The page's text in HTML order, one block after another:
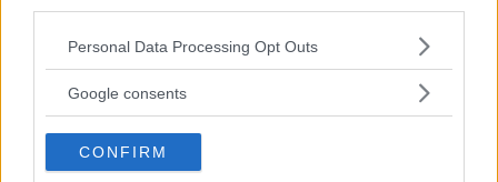
Please note that this website/app uses one or more Google
not limited to your visit or usage behaviour. You may click to
use your data for below specified purposes in below Google
consent section.
Personal Data Processing Opt Outs
Google consents
CONFIRM
Zara, Zalando, H&M, Mango e altri